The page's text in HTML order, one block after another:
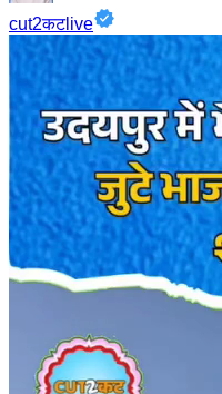
cut2कटlive